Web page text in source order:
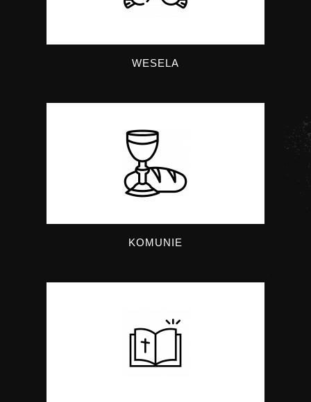
WESELA
KOMUNIE